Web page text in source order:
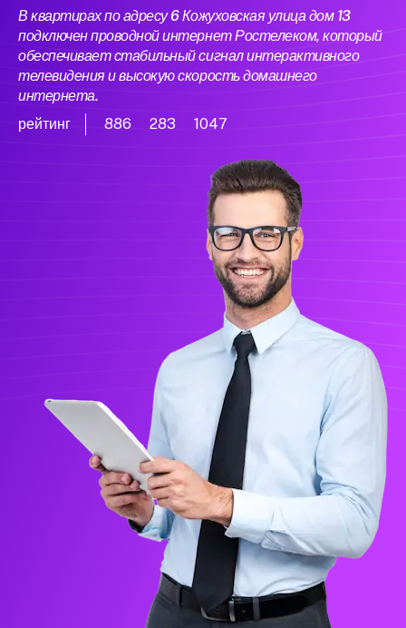
В квартирах по адресу 6 Кожуховская улица дом 13
подключен проводной интернет Ростелеком, который
обеспечивает стабильный сигнал интерактивного
телевидения и высокую скорость домашнего
интернета.
рейтинг
886 283 1047